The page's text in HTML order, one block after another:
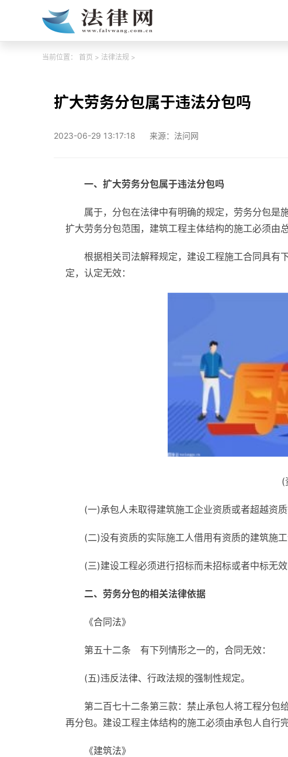
当前位置： 首页 > 法律法规 >
扩大劳务分包属于违法分包吗
2023-06-29 13:17:18 来源：法问网
一、扩大劳务分包属于违法分包吗
属于，分包在法律中有明确的规定，劳务分包是
扩大劳务分包范围，建筑工程主体结构的施工必须由
根据相关司法解释规定，建设工程施工合同具有
定，认定无效：
(
(一)承包人未取得建筑施工企业资质或者超越资质
(二)没有资质的实际施工人借用有资质的建筑施工
(三)建设工程必须进行招标而未招标或者中标无效
二、劳务分包的相关法律依据
《合同法》
第五十二条 有下列情形之一的，合同无效：
(五)违反法律、行政法规的强制性规定。
第二百七十二条第三款：禁止承包人将工程分包
再分包。建设工程主体结构的施工必须由承包人自行完
《建筑法》